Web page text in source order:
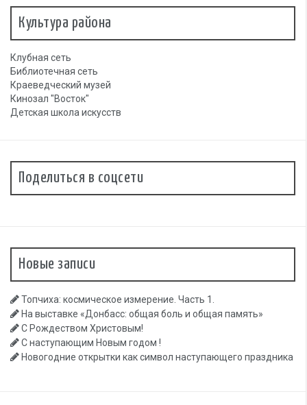
Культура района
Клубная сеть
Библиотечная сеть
Краеведческий музей
Кинозал "Восток"
Детская школа искусств
Поделиться в соцсети
Новые записи
Топчиха: космическое измерение. Часть 1.
На выставке «Донбасс: общая боль и общая память»
С Рождеством Христовым!
С наступающим Новым годом !
Новогодние открытки как символ наступающего праздника